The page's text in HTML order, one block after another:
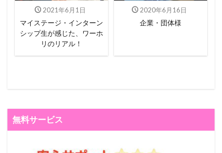
2021年6月1日
マイステージ・インターン
シップ生が感じた、ワーホ
リのリアル！
2020年6月16日
企業・団体様
無料サービス